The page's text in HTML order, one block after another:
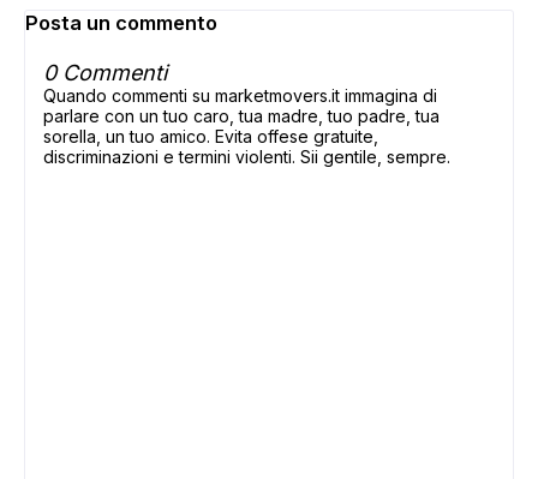
Posta un commento
0 Commenti
Quando commenti su marketmovers.it immagina di
parlare con un tuo caro, tua madre, tuo padre, tua
sorella, un tuo amico. Evita offese gratuite,
discriminazioni e termini violenti. Sii gentile, sempre.